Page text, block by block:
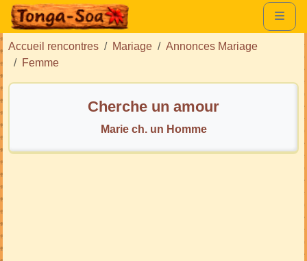
Accueil rencontres Mariage
Annonces Mariage
Femme
Cherche un amour
Marie ch. un Homme